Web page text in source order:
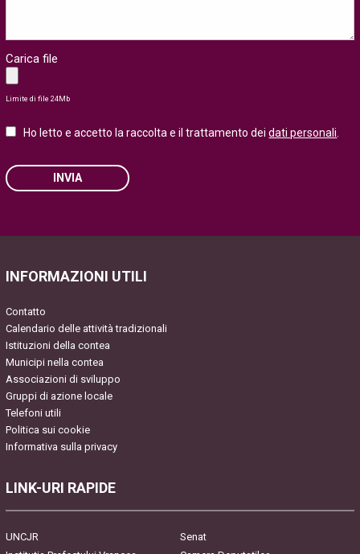
Carica file
Limite di file 24Mb
Ho letto e accetto la raccolta e il trattamento deidati personali.
INVIA
INFORMAZIONI UTILI
Contatto
Calendario delle attività tradizionali
Istituzioni della contea
Municipi nella contea
Associazioni di sviluppo
Gruppi di azione locale
Telefoni utili
Politica sui cookie
Informativa sulla privacy
LINK-URI RAPIDE
UNCJR
Senat